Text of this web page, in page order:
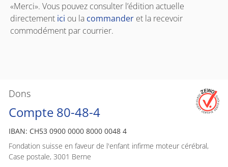
Dons
Compte 80-48-4
IBAN: CH53 0900 0000 8000 0048 4
Fondation suisse en faveur de l'enfant infirme moteur cérébral,
Case postale, 3001 Berne
«Merci». Vous pouvez consulter l’édition actuelle
directement ici ou la commander et la recevoir
commodément par courrier.